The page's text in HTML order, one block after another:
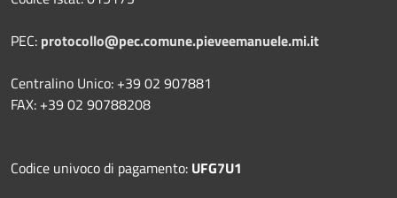
PEC: protocollo@pec.comune.pieveemanuele.mi.it
Centralino Unico: +39 02 907881
FAX: +39 02 90788208
Codice univoco di pagamento: UFG7U1